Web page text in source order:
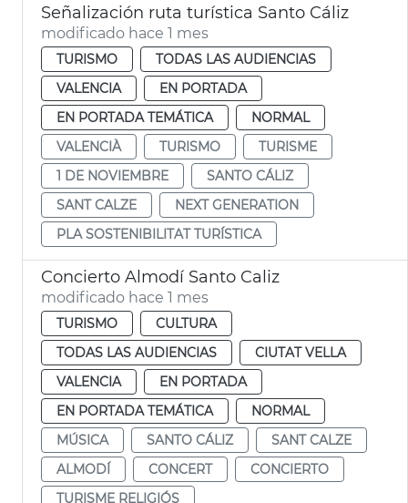
Señalización ruta turística Santo Cáliz
modificado hace 1 mes
TURISMO
TODAS LAS AUDIENCIAS
VALENCIA
EN PORTADA
EN PORTADA TEMÁTICA
NORMAL
VALENCIÀ
TURISMO
TURISME
1 DE NOVIEMBRE
SANTO CÁLIZ
SANT CALZE
NEXT GENERATION
PLA SOSTENIBILITAT TURÍSTICA
Concierto Almodí Santo Caliz
modificado hace 1 mes
TURISMO
CULTURA
TODAS LAS AUDIENCIAS
CIUTAT VELLA
VALENCIA
EN PORTADA
EN PORTADA TEMÁTICA
NORMAL
MÚSICA
SANTO CÁLIZ
SANT CALZE
ALMODÍ
CONCERT
CONCIERTO
TURISME RELIGIÓS